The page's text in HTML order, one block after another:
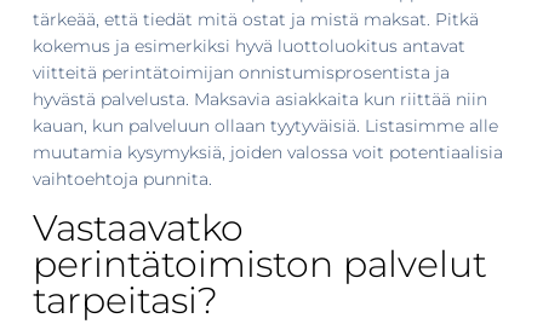
tärkeää, että tiedät mitä ostat ja mistä maksat. Pitkä
kokemus ja esimerkiksi hyvä luottoluokitus antavat
viitteitä perintätoimijan onnistumisprosentista ja
hyvästä palvelusta. Maksavia asiakkaita kun riittää niin
kauan, kun palveluun ollaan tyytyväisiä. Listasimme alle
muutamia kysymyksiä, joiden valossa voit potentiaalisia
vaihtoehtoja punnita.
Vastaavatko
perintätoimiston palvelut
tarpeitasi?